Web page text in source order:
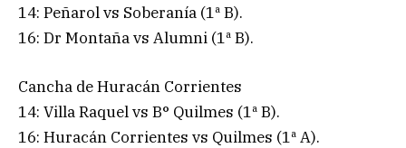
14: Peñarol vs Soberanía (1ª B).
16: Dr Montaña vs Alumni (1ª B).
Cancha de Huracán Corrientes
14: Villa Raquel vs B° Quilmes (1ª B).
16: Huracán Corrientes vs Quilmes (1ª A).